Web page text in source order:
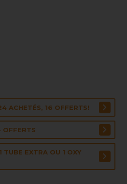
ACHETÉS, 16 OFFERTS!
OFFERTS
TUBE EXTRA OU 1 OXY